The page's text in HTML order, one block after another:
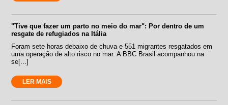
"Tive que fazer um parto no meio do mar": Por dentro de um
resgate de refugiados na Itália
Foram sete horas debaixo de chuva e 551 migrantes resgatados em
uma operação de alto risco no mar. A BBC Brasil acompanhou na
se[...]
LER MAIS